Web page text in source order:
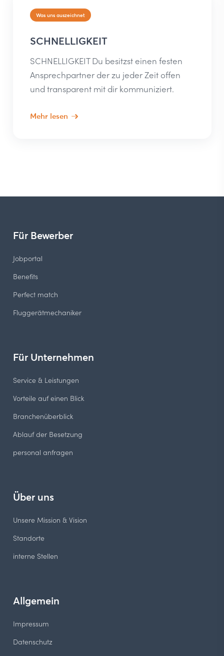
Was uns auszeichnet
SCHNELLIGKEIT
SCHNELLIGKEIT Du besitzst einen festen
Ansprechpartner der zu jeder Zeit offen
und transparent mit dir kommuniziert.
Mehr lesen
Für Bewerber
Jobportal
Benefits
Perfect match
Fluggerätmechaniker
Für Unternehmen
Service & Leistungen
Vorteile auf einen Blick
Branchenüberblick
Ablauf der Besetzung
personal anfragen
Über uns
Unsere Mission & Vision
Standorte
interne Stellen
Allgemein
Impressum
Datenschutz